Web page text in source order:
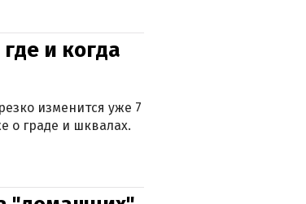
и когда
изменится уже 7
о граде и шквалах.